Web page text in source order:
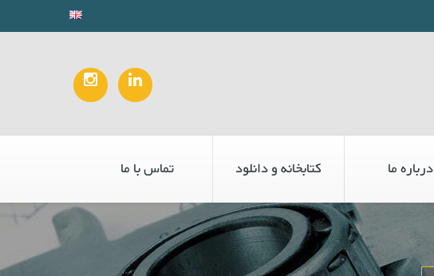
درباره ما کتابخانه و دانلود تماس با ما